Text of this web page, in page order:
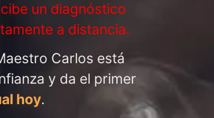
un diagnóstico
a distancia.
Carlos está
y da el primer
hoy.